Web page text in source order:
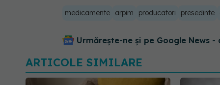
medicamente arpim producatori presedinte
Urmărește-ne și pe Google News -
ARTICOLE SIMILARE